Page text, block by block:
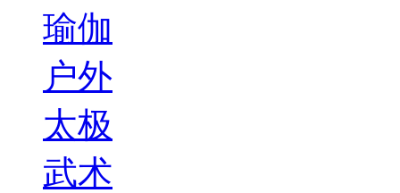
瑜伽
户外
太极
武术